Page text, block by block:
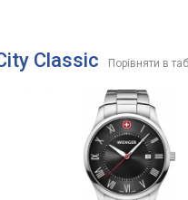
Classic Порівняти в